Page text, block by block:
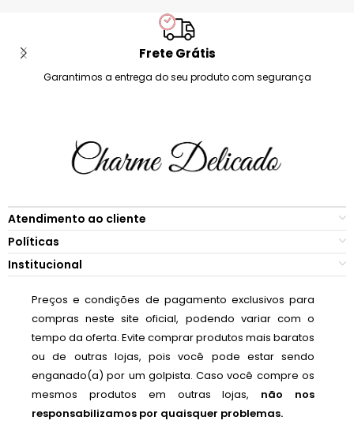
Frete Grátis
Garantimos a entrega do seu produto com segurança
Atendimento ao cliente
Políticas
Institucional
Preços e condições de pagamento exclusivos para
compras neste site oficial, podendo variar com o
tempo da oferta. Evite comprar produtos mais baratos
ou de outras lojas, pois você pode estar sendo
enganado(a) por um golpista. Caso você compre os
mesmos produtos em outras lojas, não nos
responsabilizamos por quaisquer problemas.